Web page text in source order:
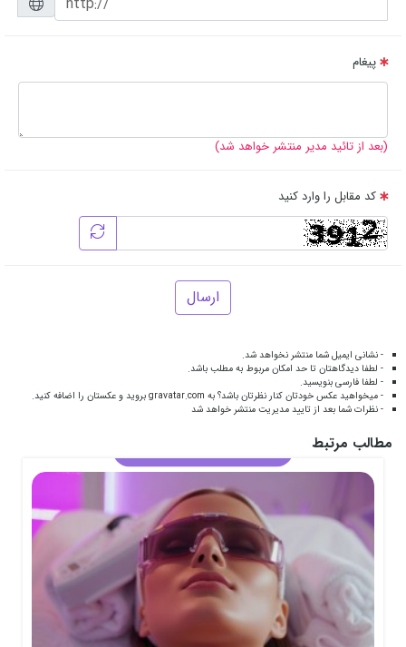
پیغام
(بعد از تائید مدیر منتشر خواهد شد)
کد مقابل را وارد کنید
ارسال
- نشانی ایمیل شما منتشر نخواهد شد.
- لطفا دیدگاهتان تا حد امکان مربوط به مطلب باشد.
- لطفا فارسی بنویسید.
- میخواهید عکس خودتان کنار نظرتان باشد؟ به gravatar.com بروید و عکستان را اضافه کنید.
- نظرات شما بعد از تایید مدیریت منتشر خواهد شد
مطالب مرتبط